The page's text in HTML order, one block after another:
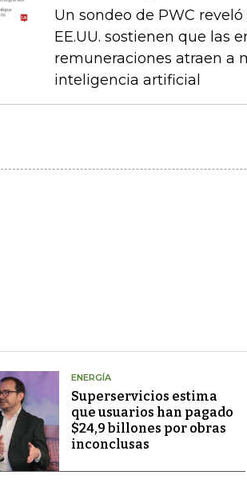
Un sondeo de PWC
EE.UU. sostienen que las
remuneraciones atraen a
inteligencia artificial
ENERGÍA
Superservicios estima
que usuarios han pagado
$24,9 billones por obras
inconclusas